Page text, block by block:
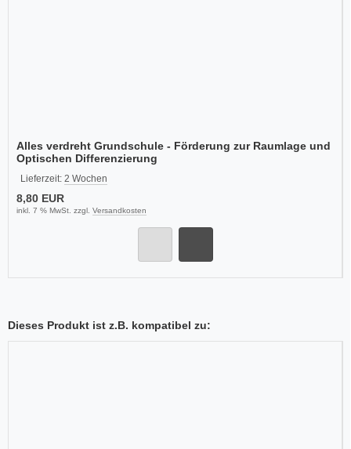
Alles verdreht Grundschule - Förderung zur Raumlage und
Optischen Differenzierung
Lieferzeit: 2 Wochen
8,80 EUR
inkl. 7 % MwSt. zzgl. Versandkosten
Dieses Produkt ist z.B. kompatibel zu: